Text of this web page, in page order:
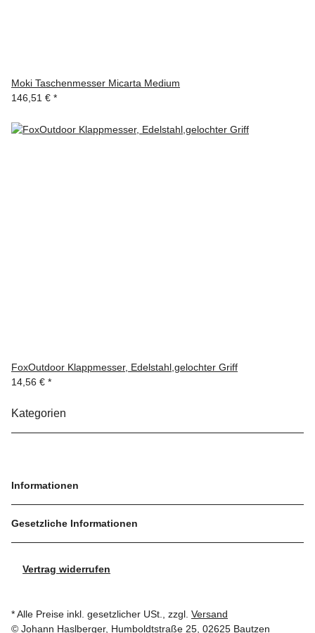
Moki Taschenmesser Micarta Medium
146,51 € *
FoxOutdoor Klappmesser, Edelstahl,gelochter Griff
14,56 € *
Kategorien
Informationen
Gesetzliche Informationen
Vertrag widerrufen
* Alle Preise inkl. gesetzlicher USt., zzgl. Versand
© Johann Haslberger, Humboldtstraße 25, 02625 Bautzen